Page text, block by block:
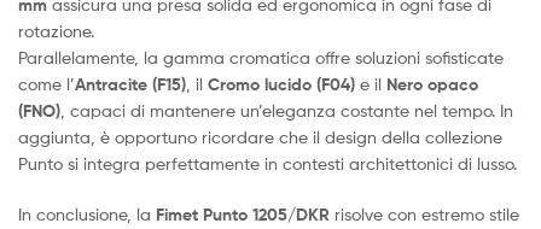
mm assicura una presa solida ed ergonomica in ogni fase di
rotazione.
Parallelamente, la gamma cromatica offre soluzioni sofisticate
come l’Antracite (F15) , il Cromo lucido (F04) e il Nero opaco
(FNO) , capaci di mantenere un’eleganza costante nel tempo. In
aggiunta, è opportuno ricordare che il design della collezione
Punto si integra perfettamente in contesti architettonici di lusso.
In conclusione, la Fimet Punto 1205/DKR risolve con estremo stile